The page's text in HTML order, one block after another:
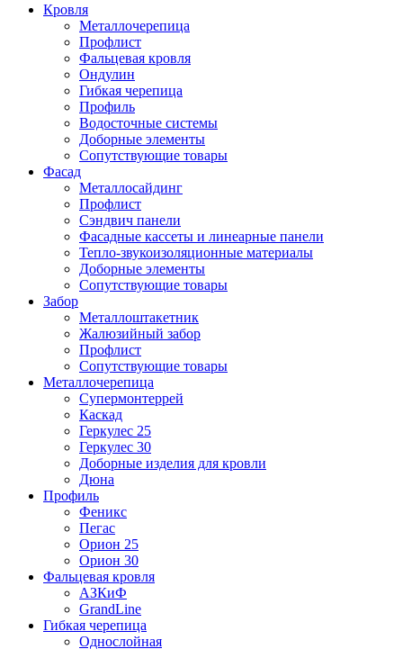
Кровля
Металлочерепица
Профлист
Фальцевая кровля
Ондулин
Гибкая черепица
Профиль
Водосточные системы
Доборные элементы
Сопутствующие товары
Фасад
Металлосайдинг
Профлист
Сэндвич панели
Фасадные кассеты и линеарные панели
Тепло-звукоизоляционные материалы
Доборные элементы
Сопутствующие товары
Забор
Металлоштакетник
Жалюзийный забор
Профлист
Сопутствующие товары
Металлочерепица
Супермонтеррей
Каскад
Геркулес 25
Геркулес 30
Доборные изделия для кровли
Дюна
Профиль
Феникс
Пегас
Орион 25
Орион 30
Фальцевая кровля
АЗКиФ
GrandLine
Гибкая черепица
Однослойная